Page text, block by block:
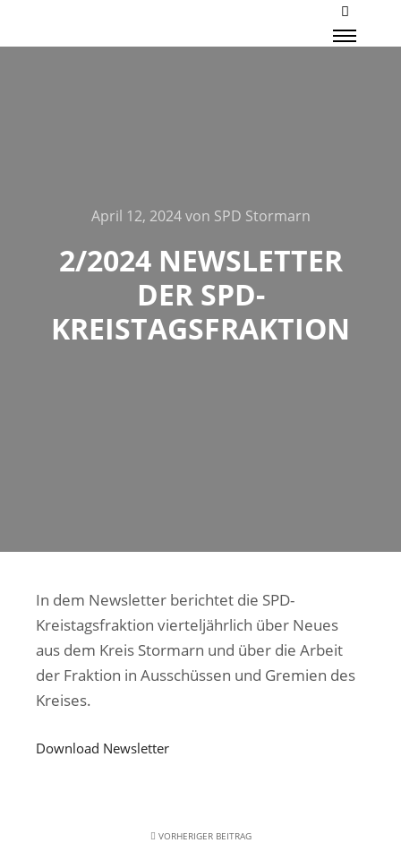
Mehr
April 12, 2024von SPD Stormarn
2/2024 NEWSLETTER
DER SPD-
KREISTAGSFRAKTION
In dem Newsletter berichtet die SPD-
Kreistagsfraktion vierteljährlich über Neues
aus dem Kreis Stormarn und über die Arbeit
der Fraktion in Ausschüssen und Gremien des
Kreises.
Download Newsletter
VORHERIGER BEITRAG